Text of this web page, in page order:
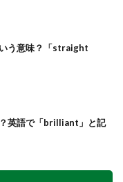
いう意味？「straight
？英語で「brilliant」と記